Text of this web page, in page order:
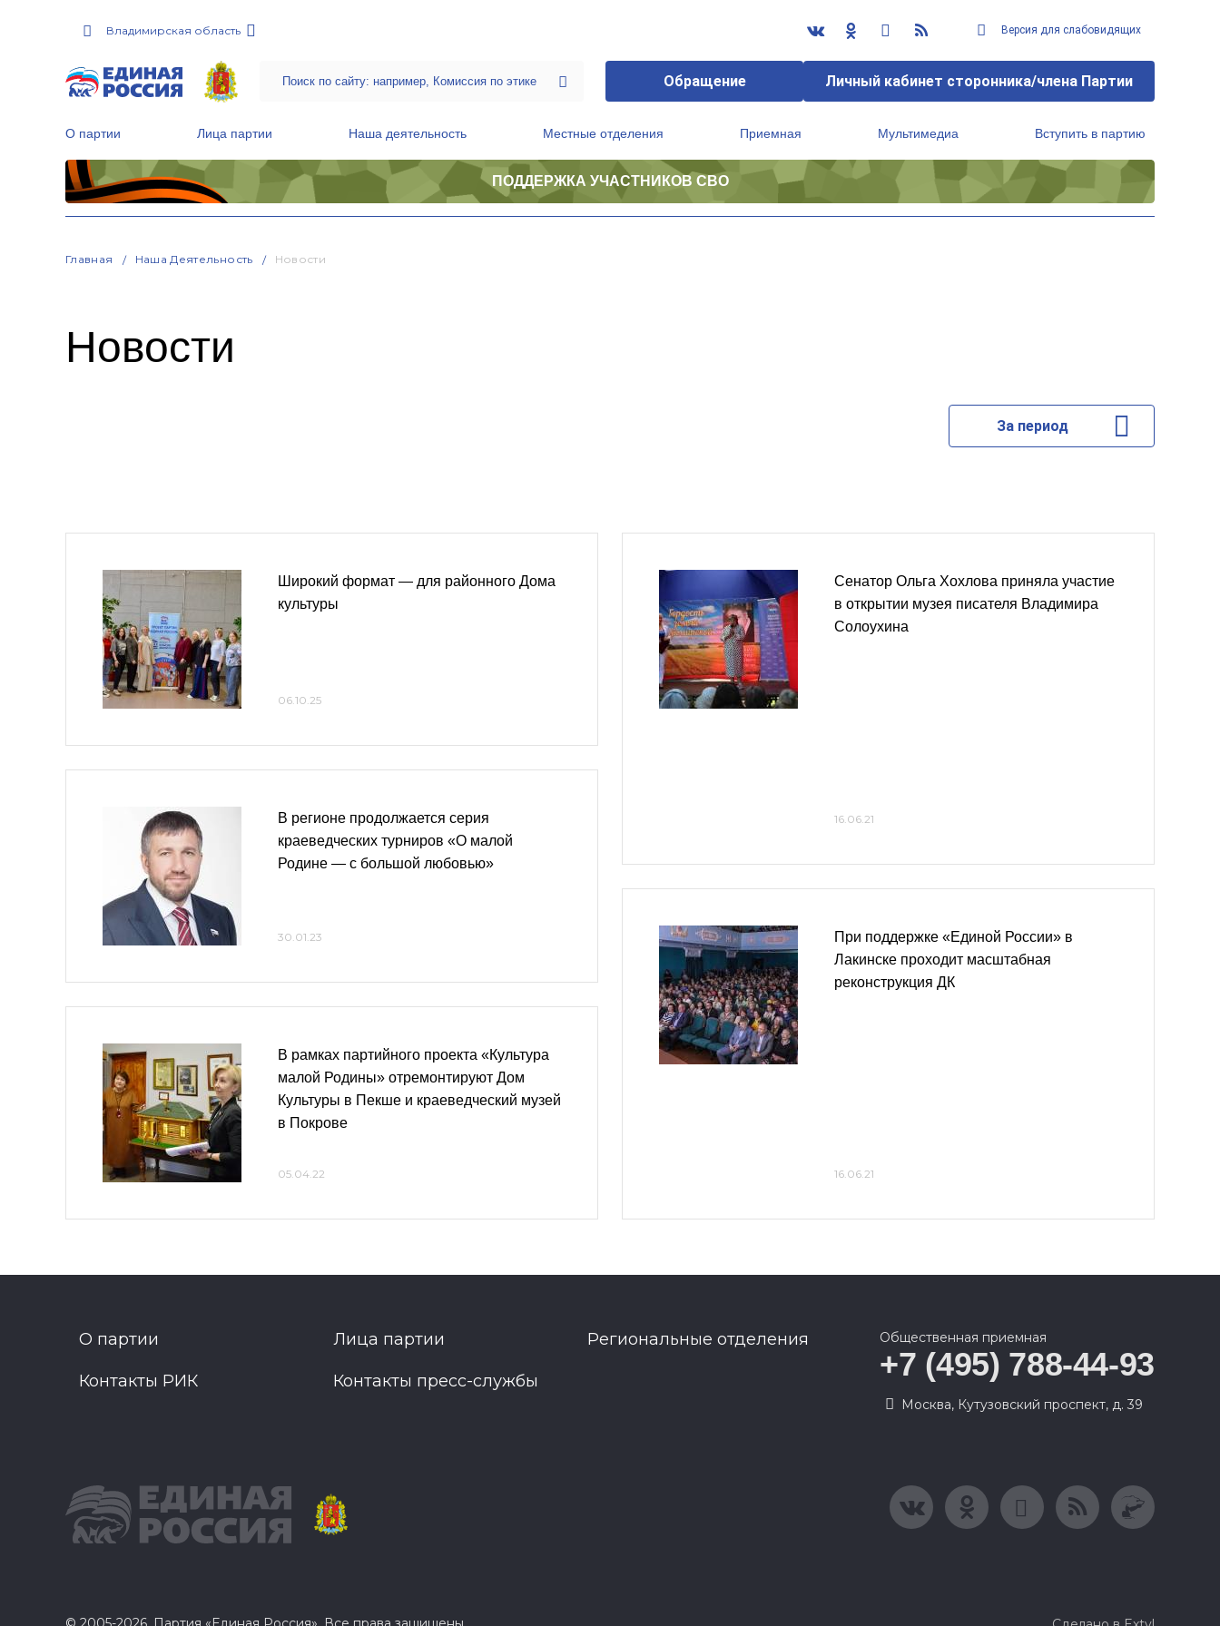
Владимирская область Версия для слабовидящих
Обращение Личный кабинет сторонника/члена Партии
О партии Лица партии Наша деятельность Местные отделения Приемная Мультимедиа Вступить в партию
ПОДДЕРЖКА УЧАСТНИКОВ СВО
Главная Наша Деятельность Новости
Новости
За период
Широкий формат — для районного Дома
культуры
06.10.25
В регионе продолжается серия
краеведческих турниров «О малой
Родине — с большой любовью»
30.01.23
В рамках партийного проекта «Культура
малой Родины» отремонтируют Дом
Культуры в Пекше и краеведческий музей
в Покрове
05.04.22
Сенатор Ольга Хохлова приняла участие
в открытии музея писателя Владимира
Солоухина
16.06.21
При поддержке «Единой России» в
Лакинске проходит масштабная
реконструкция ДК
16.06.21
О партии Лица партии Региональные отделения
Контакты РИК Контакты пресс-службы
Общественная приемная
+7 (495) 788-44-93
Москва, Кутузовский проспект, д. 39